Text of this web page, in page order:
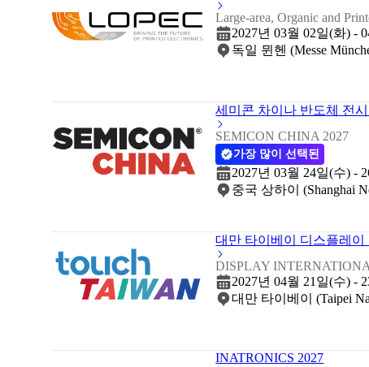
Large-area, Organic and
2027년 03월 02일(화) -
독일 뮌헨 (Messe
세미콘 차이나 반도체 전
SEMICON CHINA 2027
가장 많이 선택된
2027년 03월 24일(수) -
중국 상하이 (Shanghai
대만 타이베이 디스플레이
DISPLAY
2027년 04월 21일(수) -
대만 타이베이 (Taipei
INATRONICS 2027